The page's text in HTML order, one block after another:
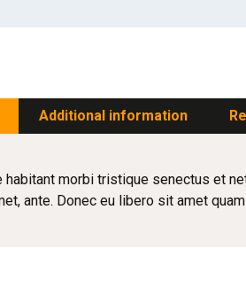
Additional information
habitant morbi tristique senectus et
ante. Donec eu libero sit amet